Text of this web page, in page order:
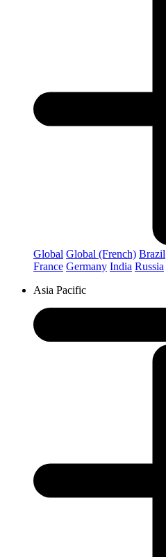
Global Global (French) Brazil
France Germany India Russia
Asia Pacific